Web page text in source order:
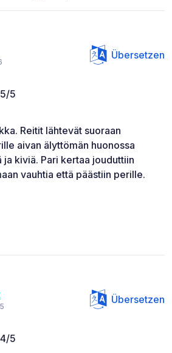
Übersetzen
5/5
Reitit lähtevät suoraan
aivan älyttömän huonossa
ja kiviä. Pari kertaa jouduttiin
vauhtia että päästiin perille.
Übersetzen
4/5